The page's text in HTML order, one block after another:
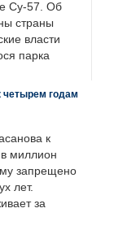
Су-57. Об
страны
власти
парка
четырем годам
к
миллион
запрещено
лет.
за